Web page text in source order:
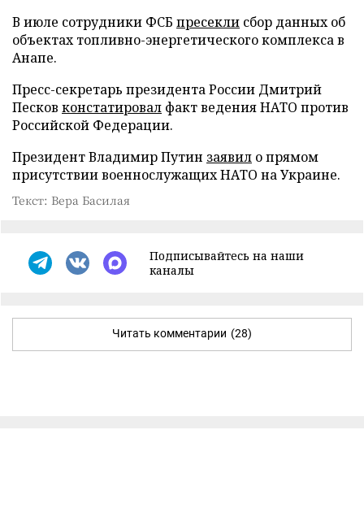
В июле сотрудники ФСБ пресекли сбор данных об
объектах топливно-энергетического комплекса в
Анапе.
Пресс-секретарь президента России Дмитрий
Песков констатировал факт ведения НАТО против
Российской Федерации.
Президент Владимир Путин заявил о прямом
присутствии военнослужащих НАТО на Украине.
Текст: Вера Басилая
Подписывайтесь на наши
каналы
Читать комментарии (28)